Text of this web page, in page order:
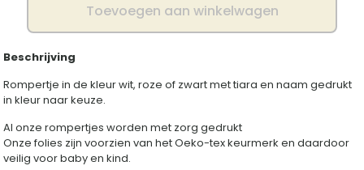
Toevoegen aan winkelwagen
Beschrijving
Rompertje in de kleur wit, roze of zwart met tiara en naam gedrukt
in kleur naar keuze.
Al onze rompertjes worden met zorg gedrukt
Onze folies zijn voorzien van het Oeko-tex keurmerk en daardoor
veilig voor baby en kind.